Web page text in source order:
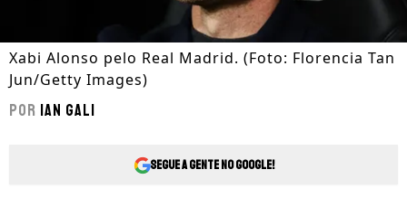
Xabi Alonso pelo Real Madrid. (Foto: Florencia Tan
Jun/Getty Images)
Por Ian Gali
Segue a gente no Google!